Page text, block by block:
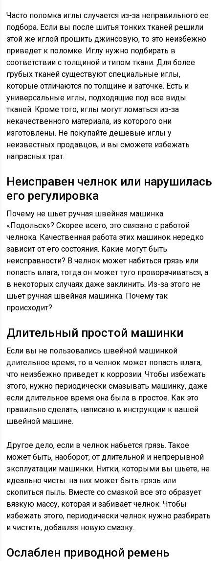
Часто поломка иглы случается из-за неправильного ее
подбора. Если вы после шитья тонких тканей решили
этой же иглой прошить джинсовую, то это неизбежно
приведет к поломке. Иглу нужно подбирать в
соответствии с толщиной и типом ткани. Для более
грубых тканей существуют специальные иглы,
которые отличаются по толщине и заточке. Есть и
универсальные иглы, подходящие под все виды
тканей. Кроме того, иглы могут ломаться из-за
некачественного материала, из которого они
изготовлены. Не покупайте дешевые иглы у
неизвестных продавцов, и вы сможете избежать
напрасных трат.
Неисправен челнок или нарушилась
его регулировка
Почему не шьет ручная швейная машинка
«Подольск»? Скорее всего, это связано с работой
челнока. Качественная работа этих машинок нередко
зависит от его состояния. Какие могут быть
неисправности? В челнок может набиться грязь или
попасть влага, тогда он может туго проворачиваться, а
в некоторых случаях даже заклинить. Из-за этого не
шьет ручная швейная машинка. Почему так
происходит?
Длительный простой машинки
Если вы не пользовались швейной машинкой
длительное время, то в челнок может попасть влага,
что неизбежно приведет к коррозии. Чтобы избежать
этого, нужно периодически смазывать машинку, даже
если длительное время она была в простое. Как это
правильно сделать, написано в инструкции к вашей
швейной машине.
Другое дело, если в челнок набьется грязь. Такое
может быть, наоборот, от длительной и непрерывной
эксплуатации машинки. Нитки, которыми вы шьете, не
идеально чисты: на них может быть грязь или
скопиться пыль. Вместе со смазкой все это образует
вязкую массу, которая и забивает челнок. Чтобы
избежать этого, периодически челнок нужно разбирать
и чистить, добавляя новую смазку.
Ослаблен приводной ремень